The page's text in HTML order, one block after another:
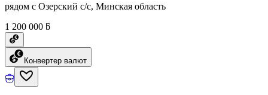
рядом с Озерский с/с, Минская область
1 200 000 ƃ
Конвертер валют